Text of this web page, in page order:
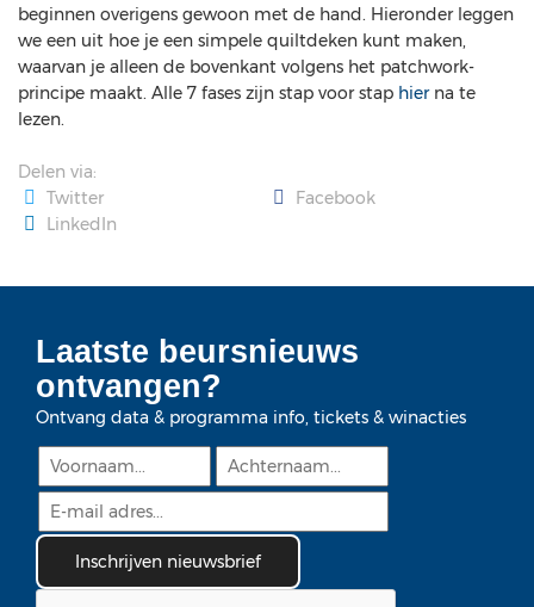
beginnen overigens gewoon met de hand. Hieronder leggen
we een uit hoe je een simpele quiltdeken kunt maken,
waarvan je alleen de bovenkant volgens het patchwork-
principe maakt. Alle 7 fases zijn stap voor stap hierna te
lezen.
Delen via:
Twitter
Facebook
LinkedIn
Laatste beursnieuws
ontvangen?
Ontvang data & programma info, tickets & winacties